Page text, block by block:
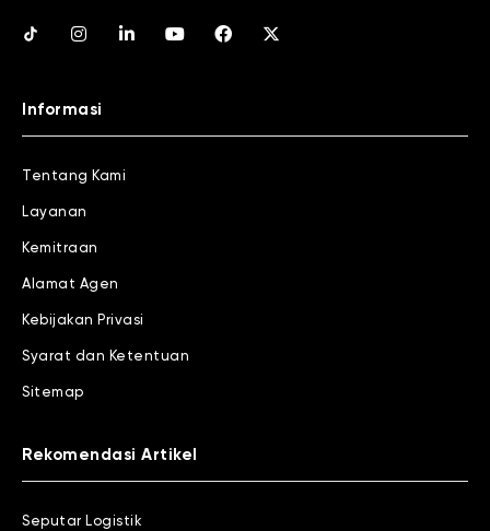
Informasi
Tentang Kami
Layanan
Kemitraan
Alamat Agen
Kebijakan Privasi
Syarat dan Ketentuan
Sitemap
Rekomendasi Artikel
Seputar Logistik